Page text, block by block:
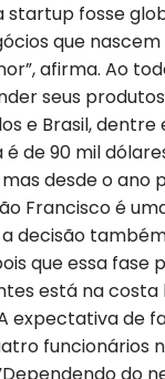
startup fosse
que
afirma. Ao
seus
e Brasil, dentre
de 90 mil
desde o ano
Francisco é
decisão
que essa fase
está na costa
expectativa de
funcionários